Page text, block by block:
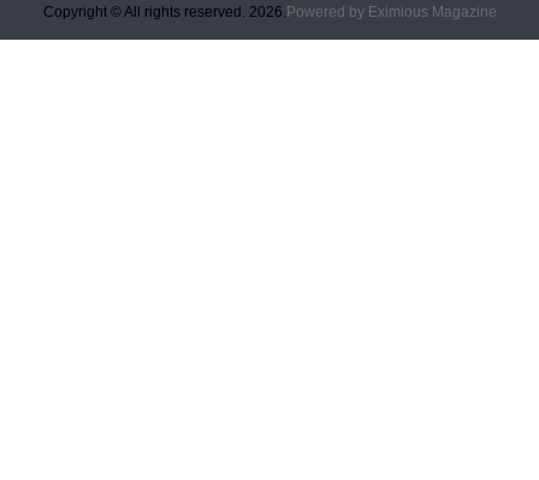
Copyright © All rights reserved. 2026. Powered by Eximious Magazine